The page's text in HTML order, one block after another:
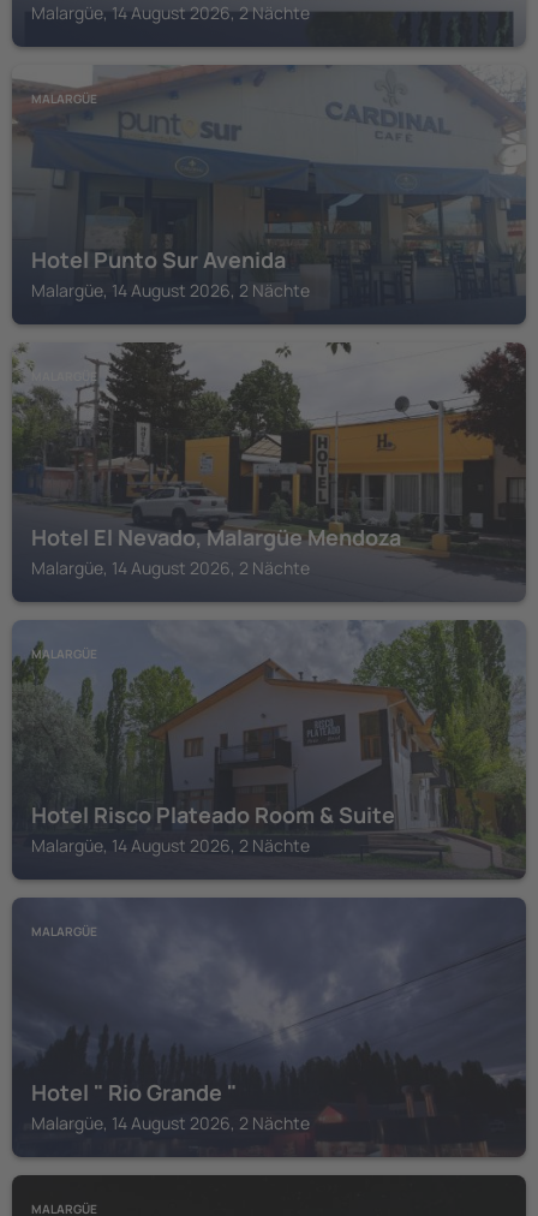
Malargüe, 14 August 2026, 2 Nächte
MALARGÜE
Hotel Punto Sur Avenida
Malargüe, 14 August 2026, 2 Nächte
MALARGÜE
Hotel El Nevado, Malargüe Mendoza
Malargüe, 14 August 2026, 2 Nächte
MALARGÜE
Hotel Risco Plateado Room & Suite
Malargüe, 14 August 2026, 2 Nächte
MALARGÜE
Hotel " Rio Grande "
Malargüe, 14 August 2026, 2 Nächte
MALARGÜE